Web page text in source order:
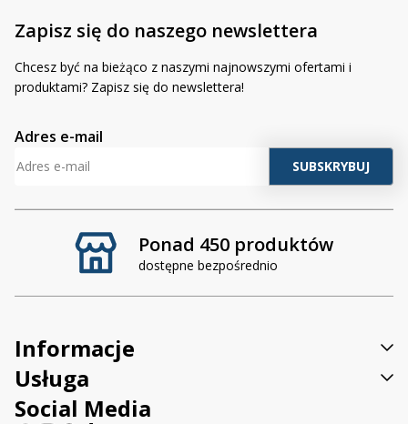
H9/H11 adapter przejściowy z Deutsch DT
Adapter przejściowy z Deutsch DT do Massey-Ferguson
Jeżeli natomiast potrzebujeszlampy o szerszym kącie
świecenia 60 stopni, idealnej do oświetlenia bliskiego obszaru
rozproszone, który oferuje równomierne i szerokie pokrycie
Ponad 450 produktów
dostępne bezpośrednio
Zapisz się do naszego newslettera
Chcesz być na bieżąco z naszymi najnowszymi ofertami i
produktami? Zapisz się do newslettera!
Adres e-mail
Informacje
Usługa
Social Media